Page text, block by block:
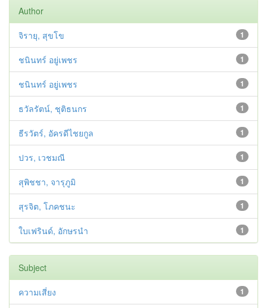
Author
1
จิรายุ, สุขโข
1
ชนินทร์ อยู่เพชร
1
ชนินทร์ อยู่เพชร
1
ธวัลรัตน์, ชุติธนกร
1
ธีรวัตร์, อัครดีไชยกูล
1
ปวร, เวชมณี
1
สุพิชชา, จารุภูมิ
1
สุรจิต, โภคชนะ
1
ใบเฟรินด์, อักษรนำ
Subject
1
ความเสี่ยง